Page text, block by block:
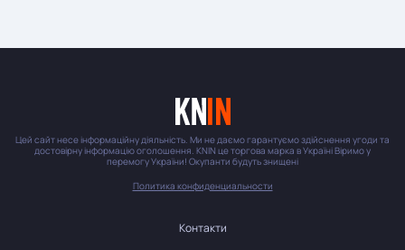
Цей сайт несе інформаційну діяльність. Ми не даємо гарантуємо здійснення угоди та
достовірну інформацію оголошення. KNIN це торгова марка в Україні Віримо у
перемогу України! Окупанти будуть знищені
Политика конфиденциальности
Контакти